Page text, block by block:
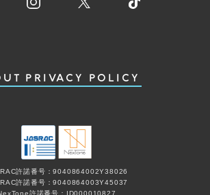
PRIVACY POLICY
許諾番号：9040864002Y38026
許諾番号：9040864003Y45037
許諾番号：ID000010827